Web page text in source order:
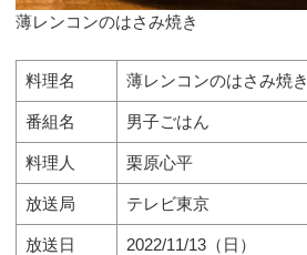
薄レンコンのはさみ焼き
料理名 薄レンコンのはさみ焼き
番組名 男子ごはん
料理人 栗原心平
放送局 テレビ東京
放送日 2022/11/13（日）